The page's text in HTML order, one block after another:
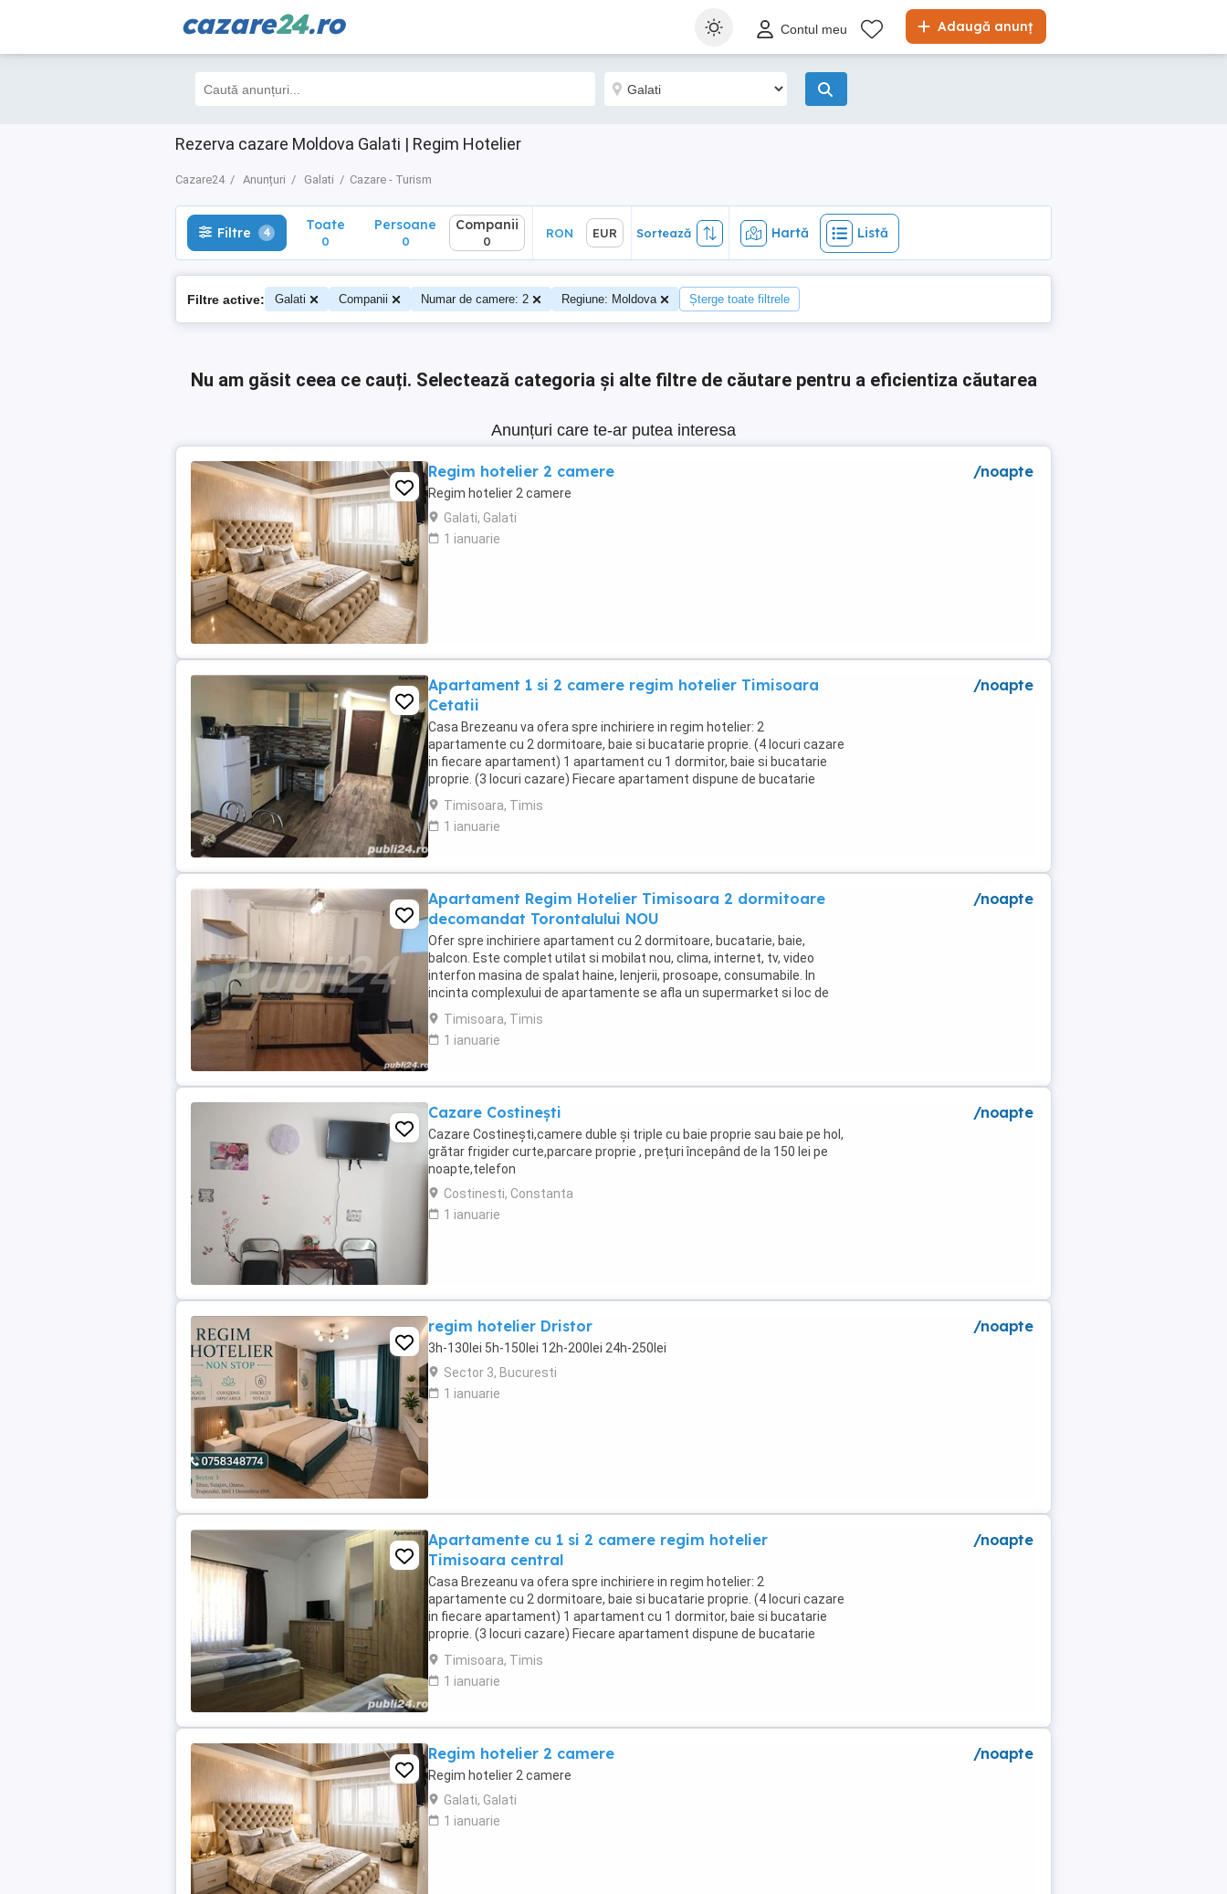
cazare24.ro Adaugă anunț
Contul meu
Rezerva cazare Moldova Galati | Regim Hotelier
Cazare24 Anunțuri Galati Cazare - Turism
Filtre 4 Toate
0
Hartă Listă
Filtre 4 Toate
0
Persoane
0
Companii
0
RON EUR Sortează Hartă Listă
Filtre active: Galati Companii Numar de camere: 2 Regiune: Moldova Șterge toate filtrele
Nu am găsit ceea ce cauți. Selectează categoria și alte filtre de căutare pentru a eficientiza căutarea
Anunțuri care te-ar putea interesa
Regim hotelier 2 camere
Regim hotelier 2 camere
Galati, Galati
1 ianuarie
/noapte
Apartament 1 si 2 camere regim hotelier Timisoara
Cetatii
Casa Brezeanu va ofera spre inchiriere in regim hotelier: 2
apartamente cu 2 dormitoare, baie si bucatarie proprie. (4 locuri cazare
in fiecare apartament) 1 apartament cu 1 dormitor, baie si bucatarie
proprie. (3 locuri cazare) Fiecare apartament dispune de bucatarie
complet utilata,baie cu cabina ...
Timisoara, Timis
1 ianuarie
/noapte
Apartament Regim Hotelier Timisoara 2 dormitoare
decomandat Torontalului NOU
Ofer spre inchiriere apartament cu 2 dormitoare, bucatarie, baie,
balcon. Este complet utilat si mobilat nou, clima, internet, tv, video
interfon masina de spalat haine, lenjerii, prosoape, consumabile. In
incinta complexului de apartamente se afla un supermarket si loc de
joaca pentru copii. Apartamentul ...
Timisoara, Timis
1 ianuarie
/noapte
Cazare Costinești
Cazare Costinești,camere duble și triple cu baie proprie sau baie pe hol,
grătar frigider curte,parcare proprie , prețuri începând de la 150 lei pe
noapte,telefon
Costinesti, Constanta
1 ianuarie
/noapte
regim hotelier Dristor
3h-130lei 5h-150lei 12h-200lei 24h-250lei
Sector 3, Bucuresti
1 ianuarie
/noapte
Apartamente cu 1 si 2 camere regim hotelier
Timisoara central
Casa Brezeanu va ofera spre inchiriere in regim hotelier: 2
apartamente cu 2 dormitoare, baie si bucatarie proprie. (4 locuri cazare
in fiecare apartament) 1 apartament cu 1 dormitor, baie si bucatarie
proprie. (3 locuri cazare) Fiecare apartament dispune de bucatarie
complet utilata,baie cu cabina ...
Timisoara, Timis
1 ianuarie
/noapte
Regim hotelier 2 camere
Regim hotelier 2 camere
Galati, Galati
1 ianuarie
/noapte